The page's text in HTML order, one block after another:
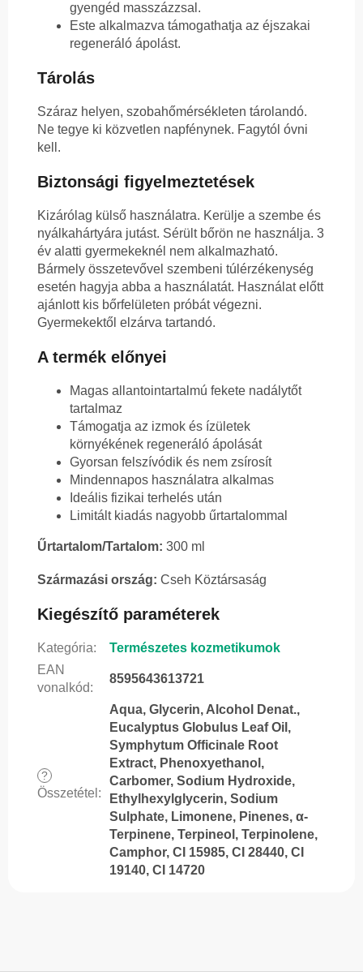
gyengéd masszázzsal.
Este alkalmazva támogathatja az éjszakai
regeneráló ápolást.
Tárolás
Száraz helyen, szobahőmérsékleten tárolandó.
Ne tegye ki közvetlen napfénynek. Fagytól óvni
kell.
Biztonsági figyelmeztetések
Kizárólag külső használatra. Kerülje a szembe és
nyálkahártyára jutást. Sérült bőrön ne használja. 3
év alatti gyermekeknél nem alkalmazható.
Bármely összetevővel szembeni túlérzékenység
esetén hagyja abba a használatát. Használat előtt
ajánlott kis bőrfelületen próbát végezni.
Gyermekektől elzárva tartandó.
A termék előnyei
Magas allantointartalmú fekete nadálytőt
tartalmaz
Támogatja az izmok és ízületek
környékének regeneráló ápolását
Gyorsan felszívódik és nem zsírosít
Mindennapos használatra alkalmas
Ideális fizikai terhelés után
Limitált kiadás nagyobb űrtartalommal
Űrtartalom/Tartalom: 300 ml
Származási ország: Cseh Köztársaság
Kiegészítő paraméterek
Kategória:
Természetes kozmetikumok
EAN
vonalkód:
8595643613721
?
Összetétel :
Aqua, Glycerin, Alcohol Denat.,
Eucalyptus Globulus Leaf Oil,
Symphytum Officinale Root
Extract, Phenoxyethanol,
Carbomer, Sodium Hydroxide,
Ethylhexylglycerin, Sodium
Sulphate, Limonene, Pinenes, α-
Terpinene, Terpineol, Terpinolene,
Camphor, CI 15985, CI 28440, CI
19140, CI 14720